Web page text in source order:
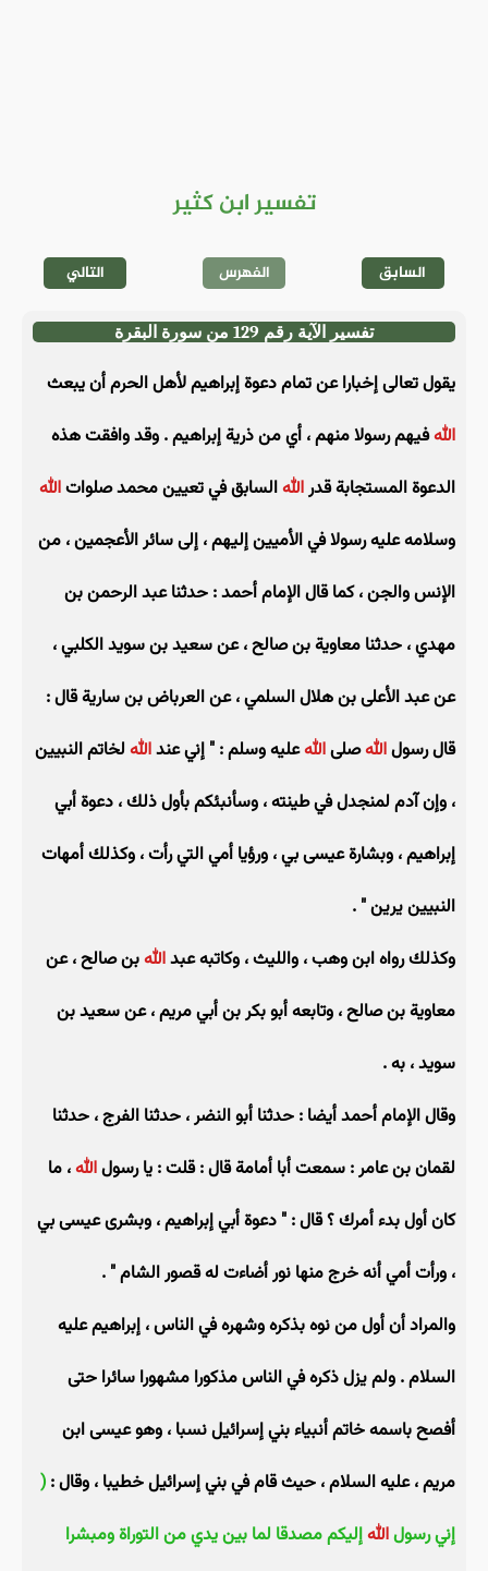
تفسير ابن كثير
السابق الفهرس التالي
تفسير الآية رقم 129 من سورة البقرة
يقول تعالى إخبارا عن تمام دعوة إبراهيم لأهل الحرم أن يبعث
اللهفيهم رسولا منهم ، أي من ذرية إبراهيم . وقد وافقت هذه
الدعوة المستجابة قدراللهالسابق في تعيين محمد صلواتالله
وسلامه عليه رسولا في الأميين إليهم ، إلى سائر الأعجمين ، من
الإنس والجن ، كما قال الإمام أحمد : حدثنا عبد الرحمن بن
مهدي ، حدثنا معاوية بن صالح ، عن سعيد بن سويد الكلبي ،
عن عبد الأعلى بن هلال السلمي ، عن العرباض بن سارية قال :
قال رسولاللهصلىاللهعليه وسلم : " إني عندالله لخاتم النبيين
، وإن آدم لمنجدل في طينته ، وسأنبئكم بأول ذلك ، دعوة أبي
إبراهيم ، وبشارة عيسى بي ، ورؤيا أمي التي رأت ، وكذلك أمهات
النبيين يرين " .
وكذلك رواه ابن وهب ، والليث ، وكاتبه عبداللهبن صالح ، عن
معاوية بن صالح ، وتابعه أبو بكر بن أبي مريم ، عن سعيد بن
سويد ، به .
وقال الإمام أحمد أيضا : حدثنا أبو النضر ، حدثنا الفرج ، حدثنا
لقمان بن عامر : سمعت أبا أمامة قال : قلت : يا رسولالله، ما
كان أول بدء أمرك ؟ قال : " دعوة أبي إبراهيم ، وبشرى عيسى بي
، ورأت أمي أنه خرج منها نور أضاءت له قصور الشام " .
والمراد أن أول من نوه بذكره وشهره في الناس ، إبراهيم عليه
السلام . ولم يزل ذكره في الناس مذكورا مشهورا سائرا حتى
أفصح باسمه خاتم أنبياء بني إسرائيل نسبا ، وهو عيسى ابن
مريم ، عليه السلام ، حيث قام في بني إسرائيل خطيبا ، وقال : (
إني رسولاللهإليكم مصدقا لما بين يدي من التوراة ومبشرا